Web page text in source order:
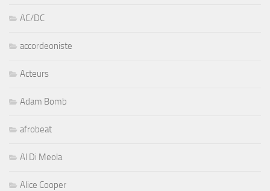
AC/DC
accordeoniste
Acteurs
Adam Bomb
afrobeat
Al Di Meola
Alice Cooper